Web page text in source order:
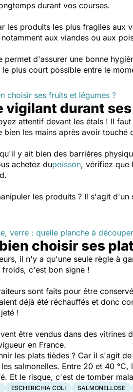
durant vos courses.
les produits les plus fragiles aux
aux viandes ou aux
permet d'assurer une bonne
plus court possible entre le
choisir ses fruits et légumes ?
vigilant durant
attentif devant les étals ! Il
bien les mains après avoir touché
y ait bien des barrières
achetez dupoisson, vérifiez que
les produits ? Il s'agit
verre : quelle planche à
choisir ses
il n'y a qu'une seule règle à
froids, c'est bon signe !
sont faits pour être
déjà été réchauffés et donc
!
être vendus dans des vitrines
en France.
les plats tièdes ? Car il s'agit
salmonelles. Entre 20 et 40
Et le risque, c'est de tomber
ESCHERICHIA COLI SALMONELLOSE